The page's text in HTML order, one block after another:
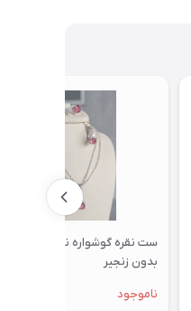
ست نقره گوشواره نگین قرمز
بدون زنجیر
ناموجود